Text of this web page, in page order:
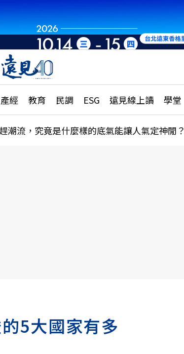
產經 教育 民調 ESG 遠見線上讀 學堂
特輯
大學升學、職涯攻略
縣市施政調查全解析
民調
更多訂閱方案
潮流，究竟是什麼樣的底氣能讓人氣定神閒？
5大國家有多